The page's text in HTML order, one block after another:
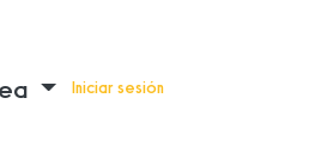
Iniciar sesión